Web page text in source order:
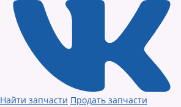
Найти запчасти Продать запчасти